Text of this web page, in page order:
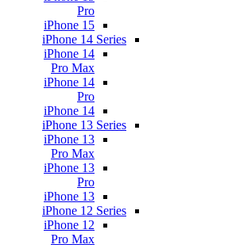
Pro
iPhone 15
iPhone 14 Series
iPhone 14
Pro Max
iPhone 14
Pro
iPhone 14
iPhone 13 Series
iPhone 13
Pro Max
iPhone 13
Pro
iPhone 13
iPhone 12 Series
iPhone 12
Pro Max